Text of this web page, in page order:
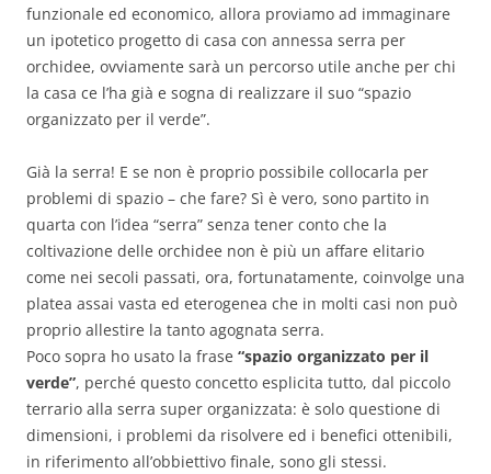
funzionale ed economico, allora proviamo ad immaginare
un ipotetico progetto di casa con annessa serra per
orchidee, ovviamente sarà un percorso utile anche per chi
la casa ce l’ha già e sogna di realizzare il suo “spazio
organizzato per il verde”.
Già la serra! E se non è proprio possibile collocarla per
problemi di spazio – che fare? Sì è vero, sono partito in
quarta con l’idea “serra” senza tener conto che la
coltivazione delle orchidee non è più un affare elitario
come nei secoli passati, ora, fortunatamente, coinvolge una
platea assai vasta ed eterogenea che in molti casi non può
proprio allestire la tanto agognata serra.
Poco sopra ho usato la frase “spazio organizzato per il
verde”, perché questo concetto esplicita tutto, dal piccolo
terrario alla serra super organizzata: è solo questione di
dimensioni, i problemi da risolvere ed i benefici ottenibili,
in riferimento all’obbiettivo finale, sono gli stessi.